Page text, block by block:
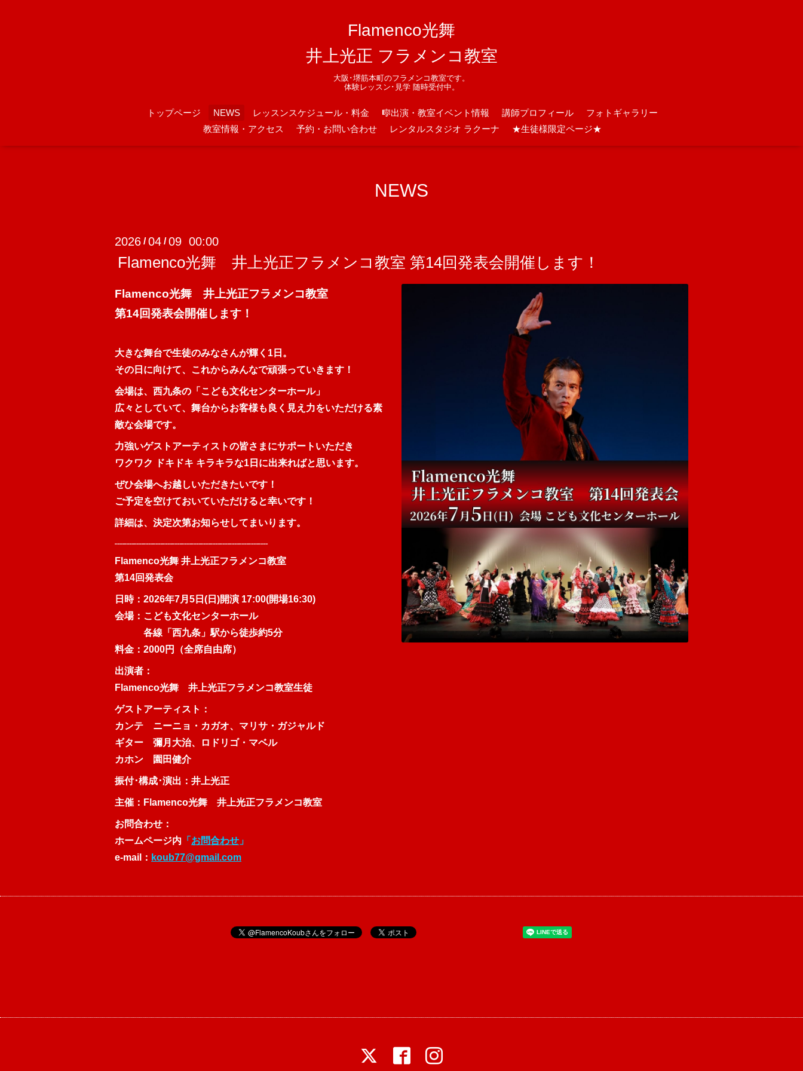
Flamenco光舞
井上光正 フラメンコ教室
大阪･堺筋本町のフラメンコ教室です。
体験レッスン･見学 随時受付中。
トップページ NEWS レッスンスケジュール・料金 🎼出演・教室イベント情報 講師プロフィール
フォトギャラリー
教室情報・アクセス
予約・お問い合わせ レンタルスタジオ ラクーナ ★生徒様限定ページ★
NEWS
2026 /04 /09 00:00
Flamenco光舞 井上光正フラメンコ教室 第14回発表会開催します！
Flamenco光舞 井上光正フラメンコ教室
第14回発表会開催します！
大きな舞台で生徒のみなさんが輝く1日。
その日に向けて、これからみんなで頑張っていきます！
会場は、西九条の「こども文化センターホール」
広々としていて、舞台からお客様も良く見え力をいただける素
敵な会場です。
力強いゲストアーティストの皆さまにサポートいただき
ワクワク ドキドキ キラキラな1日に出来ればと思います。
ぜひ会場へお越しいただきたいです！
ご予定を空けておいていただけると幸いです！
詳細は、決定次第お知らせしてまいります。
┈┈┈┈┈┈┈┈┈┈┈┈┈┈┈┈
Flamenco光舞 井上光正フラメンコ教室
第14回発表会
日時：2026年7月5日(日)開演 17:00(開場16:30)
会場：こども文化センターホール
各線「西九条」駅から徒歩約5分
料金：2000円（全席自由席）
出演者：
Flamenco光舞 井上光正フラメンコ教室生徒
ゲストアーティスト：
カンテ ニーニョ・カガオ、マリサ・ガジャルド
ギター 彌月大治、ロドリゴ・マベル
カホン 園田健介
振付･構成･演出：井上光正
主催：Flamenco光舞 井上光正フラメンコ教室
お問合わせ：
ホームページ内 「 お問合わせ 」
e-mail： koub77@gmail.com